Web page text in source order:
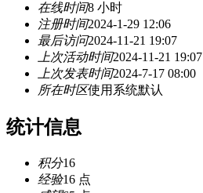
在线时间8 小时
注册时间2024-1-29 12:06
最后访问2024-11-21 19:07
上次活动时间2024-11-21 19:07
上次发表时间2024-7-17 08:00
所在时区使用系统默认
统计信息
积分16
经验16 点